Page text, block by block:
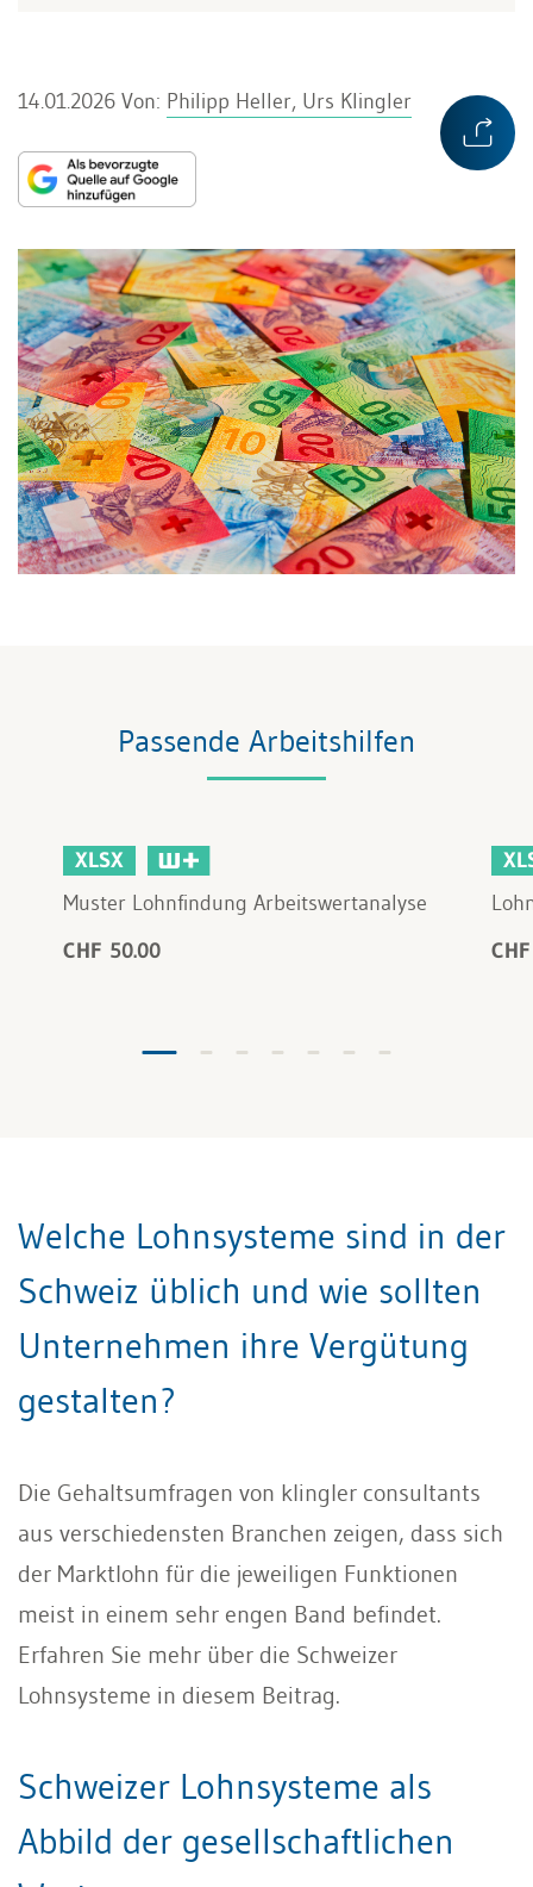
14.01.2026 Von: Philipp Heller, Urs Klingler
Passende Arbeitshilfen
XLSX
Muster Lohnfindung Arbeitswertanalyse
CHF 50.00
Welche Lohnsysteme sind in der
Schweiz üblich und wie sollten
Unternehmen ihre Vergütung
gestalten?
Die Gehaltsumfragen von klingler consultants
aus verschiedensten Branchen zeigen, dass sich
der Marktlohn für die jeweiligen Funktionen
meist in einem sehr engen Band befindet.
Erfahren Sie mehr über die Schweizer
Lohnsysteme in diesem Beitrag.
Schweizer Lohnsysteme als
Abbild der gesellschaftlichen